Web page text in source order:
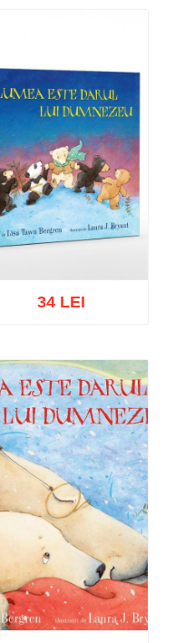
Adaugă în coș Wishlist
34 LEI